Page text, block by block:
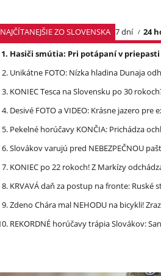
NAJČÍTANEJŠIE ZO SLOVENSKA 7 dní
24
Hasiči smútia: Pri potápaní v
Unikátne FOTO: Nízka hladina Dunaja
KONIEC Tesca na Slovensku po 30
Desivé FOTO a VIDEO: Krásne jazero
Pekelné horúčavy KONČIA: Prichádza
Slovákov varujú pred NEBEZPEČNOU
KONIEC po 22 rokoch! Z Markízy
KRVAVÁ daň za postup na fronte: Ruské
Zdeno Chára mal NEHODU na bicykli!
REKORDNÉ horúčavy trápia Slovákov: